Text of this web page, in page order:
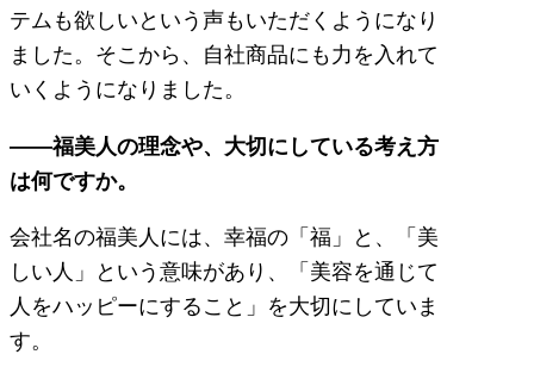
テムも欲しいという声もいただくようになり
ました。そこから、自社商品にも力を入れて
いくようになりました。
——福美人の理念や、大切にしている考え方
は何ですか。
会社名の福美人には、幸福の「福」と、「美
しい人」という意味があり、「美容を通じて
人をハッピーにすること」を大切にしていま
す。